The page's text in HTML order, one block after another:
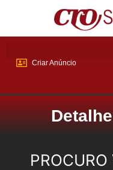
Criar Anúncio
PROCURO